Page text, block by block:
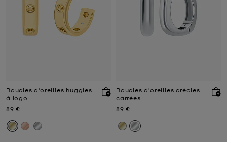
Boucles d'oreilles huggies
à logo
Prix actuel
89 €
Boucles d'oreilles créoles
carrées
Prix actuel
89 €